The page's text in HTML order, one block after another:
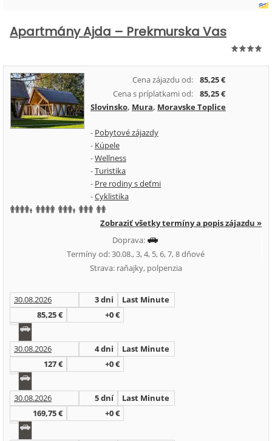
Apartmány Ajda – Prekmurska Vas
Cena zájazdu od:
85,25 €
Cena s príplatkami od:
85,25 €
Slovinsko, Mura, Moravske Toplice
- Pobytové zájazdy
- Kúpele
-Wellness
-Turistika
- Pre rodiny s deťmi
-Cyklistika
Zobraziť všetky termíny a popis zájazdu »
Doprava:
Termíny od: 30.08., 3, 4, 5, 6, 7, 8 dňové
Strava: raňajky, polpenzia
30.08.2026 3 dni
Last Minute
85,25 €
+0 €
30.08.2026 4 dni
Last Minute
127 €
+0 €
30.08.2026 5 dní
Last Minute
169,75 €
+0 €